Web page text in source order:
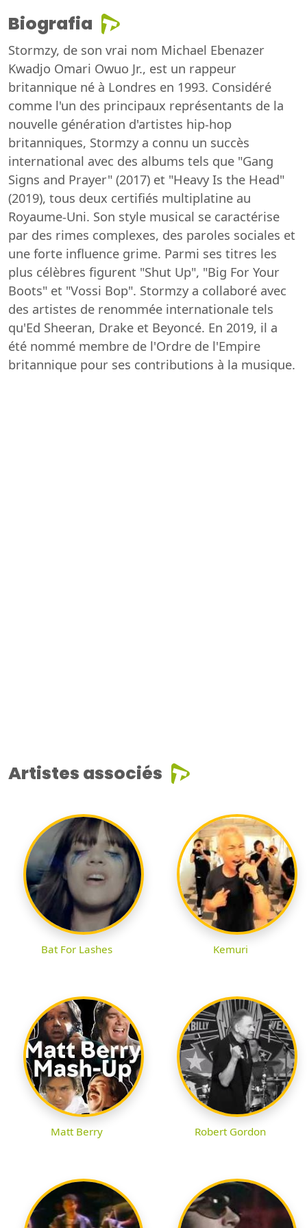
Biografia
Stormzy, de son vrai nom Michael Ebenazer
Kwadjo Omari Owuo Jr., est un rappeur
britannique né à Londres en 1993. Considéré
comme l'un des principaux représentants de la
nouvelle génération d'artistes hip-hop
britanniques, Stormzy a connu un succès
international avec des albums tels que "Gang
Signs and Prayer" (2017) et "Heavy Is the Head"
(2019), tous deux certifiés multiplatine au
Royaume-Uni. Son style musical se caractérise
par des rimes complexes, des paroles sociales et
une forte influence grime. Parmi ses titres les
plus célèbres figurent "Shut Up", "Big For Your
Boots" et "Vossi Bop". Stormzy a collaboré avec
des artistes de renommée internationale tels
qu'Ed Sheeran, Drake et Beyoncé. En 2019, il a
été nommé membre de l'Ordre de l'Empire
britannique pour ses contributions à la musique.
Artistes associés
Bat For Lashes Kemuri
Matt Berry Robert Gordon